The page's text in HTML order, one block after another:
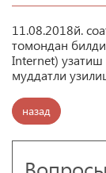
11.08.2018й.
томондан
Internet)
муддатли
назад